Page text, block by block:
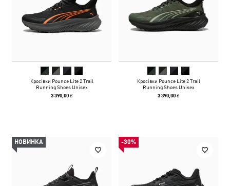
Кросівки Pounce Lite 2 Trail
Running Shoes Unisex
3 390,00 ₴
Кросівки Pounce Lite 2 Trail
Running Shoes Unisex
3 390,00 ₴
НОВИНКА -30%